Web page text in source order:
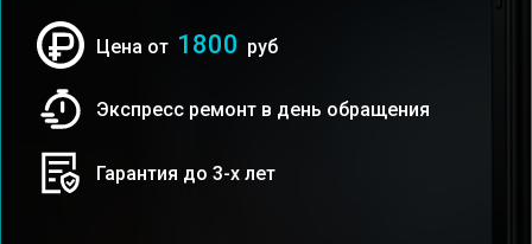
Цена от 1800 руб
Экспресс ремонт в день обращения
Гарантия до 3-х лет